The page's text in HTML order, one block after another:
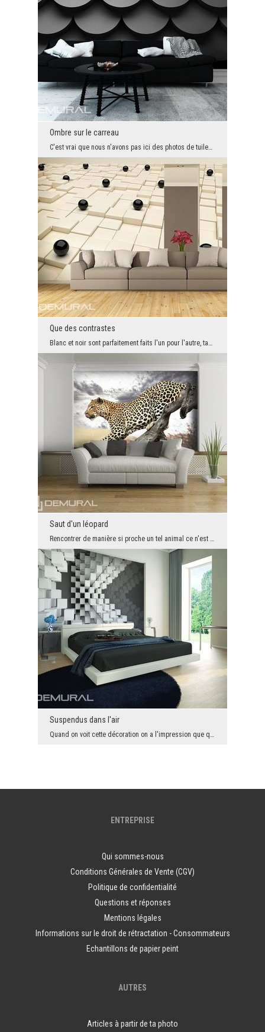
Ombre sur le carreau
C'est vrai que nous n'avons pas ici des photos de tuiles réelles, et seulement un modèle créé son...
Que des contrastes
Blanc et noir sont parfaitement faits l'un pour l'autre, tandis que ces deux couleurs sont en con...
Saut d'un léopard
Rencontrer de manière si proche un tel animal ce n'est pas une rencontre facile. Mais admirer de ...
Suspendus dans l'air
Quand on voit cette décoration on a l'impression que quelqu'un a jeté dans l'air beaucoup de bôit...
ENTREPRISE
Qui sommes-nous
Conditions Générales de Vente (CGV)
Politique de confidentialité
Questions et réponses
Mentions légales
Informations sur le droit de rétractation - Consommateurs
Echantillons de papier peint
AUTRES
Articles à partir de ta photo